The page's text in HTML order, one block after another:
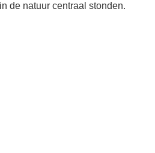
de natuur centraal stonden.